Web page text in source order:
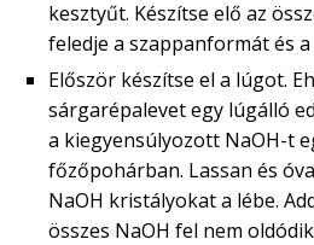
kesztyűt. Készítse elő az
feledje a szappanformát és
Először készítse el a lúgot.
sárgarépalevet egy lúgálló
a kiegyensúlyozott NaOH-t
főzőpohárban. Lassan és
NaOH kristályokat a lébe.
összes NaOH fel nem